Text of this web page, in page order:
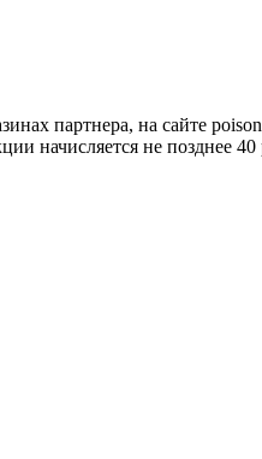
партнера, на сайте
начисляется не позднее